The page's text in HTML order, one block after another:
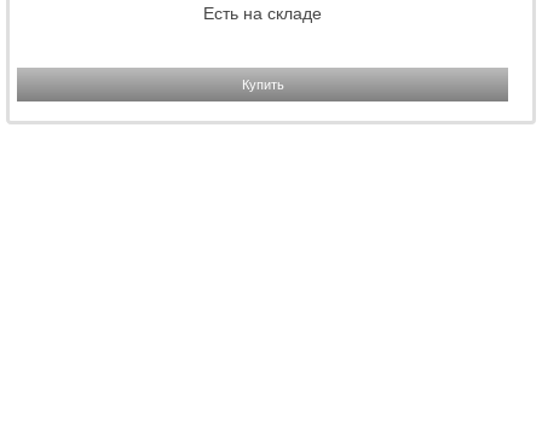
Есть на складе
Купить